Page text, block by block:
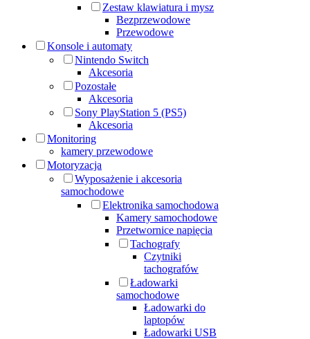
Zestaw klawiatura i mysz
Bezprzewodowe
Przewodowe
Konsole i automaty
Nintendo Switch
Akcesoria
Pozostałe
Akcesoria
Sony PlayStation 5 (PS5)
Akcesoria
Monitoring
kamery przewodowe
Motoryzacja
Wyposażenie i akcesoria
samochodowe
Elektronika samochodowa
Kamery samochodowe
Przetwornice napięcia
Tachografy
Czytniki
tachografów
Ładowarki
samochodowe
Ładowarki do
laptopów
Ładowarki USB